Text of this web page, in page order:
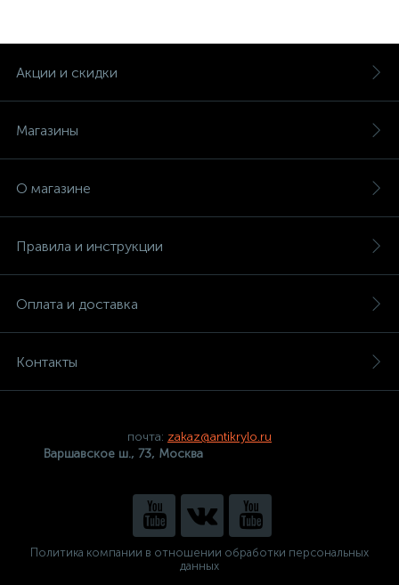
Акции и скидки
Магазины
О магазине
Правила и инструкции
Оплата и доставка
Контакты
почта: zakaz@antikrylo.ru
Варшавское ш., 73, Москва
Политика компании в отношении обработки персональных
данных